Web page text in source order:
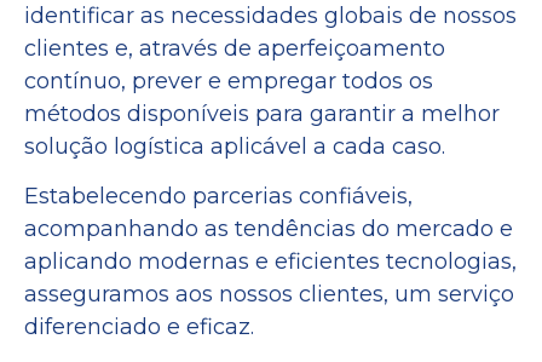
identificar as necessidades globais de nossos
clientes e, através de aperfeiçoamento
contínuo, prever e empregar todos os
métodos disponíveis para garantir a melhor
solução logística aplicável a cada caso.
Estabelecendo parcerias confiáveis,
acompanhando as tendências do mercado e
aplicando modernas e eficientes tecnologias,
asseguramos aos nossos clientes, um serviço
diferenciado e eficaz.